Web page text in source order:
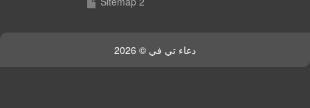
دعاء تي في © 2026